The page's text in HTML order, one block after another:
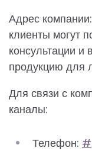
Адрес компании:
клиенты могут
консультации
продукцию для
Для связи с
каналы:
Телефон: #